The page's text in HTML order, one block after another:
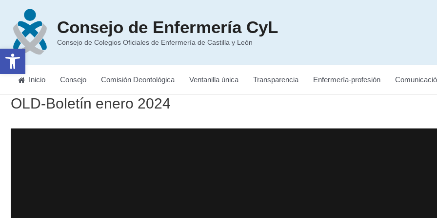
Abrir barra de herramientas
contenido
Consejo de Enfermería CyL
Consejo de Colegios Oficiales de Enfermería de Castilla y León
Inicio Consejo Comisión Deontológica Ventanilla única Transparencia Enfermería-profesión
OLD-Boletín enero 2024